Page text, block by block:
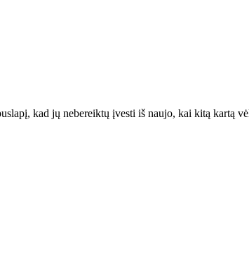
kad jų nebereiktų įvesti iš naujo, kai kitą kartą